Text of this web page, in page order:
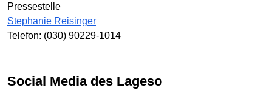
Pressestelle
Stephanie Reisinger
Telefon: (030) 90229-1014
Social Media des Lageso